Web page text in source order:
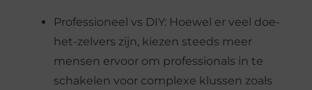
Professioneel vs DIY: Hoewel er veel doe-
het-zelvers zijn, kiezen steeds meer
mensen ervoor om professionals in te
schakelen voor complexe klussen zoals